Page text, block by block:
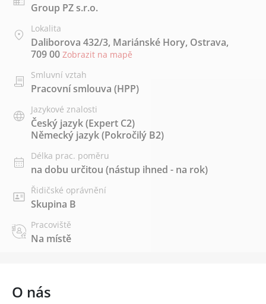
Group PZ s.r.o.
Lokalita
Daliborova 432/3, Mariánské Hory, Ostrava,
709 00 Zobrazit na mapě
Smluvní vztah
Pracovní smlouva (HPP)
Jazykové znalosti
Český jazyk(Expert C2)
Německý jazyk(Pokročilý B2)
Délka prac. poměru
na dobu určitou (nástup ihned - na rok)
Řidičské oprávnění
Skupina B
Pracoviště
Na místě
O nás